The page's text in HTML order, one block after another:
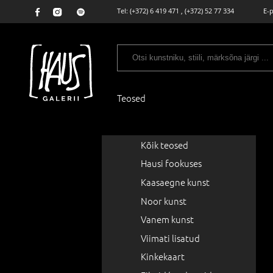
Tel: (+372) 6 419 471 , (+372) 52 77 334 E-
Teosed
Kõik teosed
Hausi fookuses
Kaasaegne kunst
Noor kunst
Vanem kunst
Viimati lisatud
Kinkekaart